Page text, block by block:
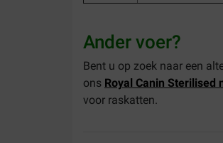
Ander voer?
Bent u op zoek naar een
ons Royal Canin Sterilised
voor raskatten.